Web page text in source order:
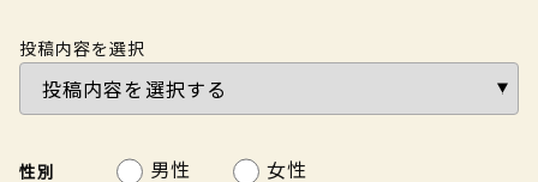
投稿内容を選択
性別 男性 女性